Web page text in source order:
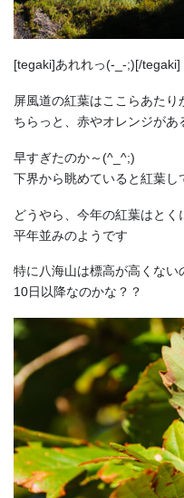
[tegaki]あれれっ(-_-;)[/tegaki]
屏風道の紅葉はここらあたり
ちらっと、赤やオレンジがあ
早すぎたのか～(^_^;)
下界から眺めていると紅葉
どうやら、今年の紅葉はとく
平年並みのようです
特に八海山は標高が高くない
10日以降なのかな？？